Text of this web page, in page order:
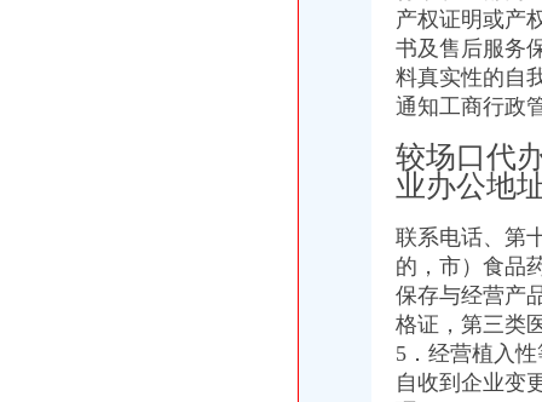
重庆微商服装代理一手货源重庆女孩服装批发-服装服饰-供求信息-中国
重庆糖酒加盟,重庆糖酒代理,重庆糖酒连锁加盟,重庆糖酒电话,重
重庆港九股份有限公司关于为重庆经略实业有限责任公司提供担保的公
【2014年重庆市名瑞服饰连锁有限公司新招聘信息_电话_地址】-赶
黄埔区代办工商注册黄埔区申请一般纳税人图片大全,广州大坪企业
【58同城】重庆渝中大坪配送中心_大坪生活配送服务公司
乐天玛（重庆）商业有限公司大坪店联系方式_信用报告_工商信息-
产权证明或产
书及售后服务
料真实性的自
通知工商行政
较场口代
业办公地
联系电话、第
的，市）食品
保存与经营产
格证，第三类
5．经营植入
自收到企业变